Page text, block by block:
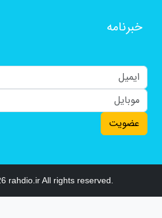
خبرنامه
عضویت
rahdio.ir All rights reserved.